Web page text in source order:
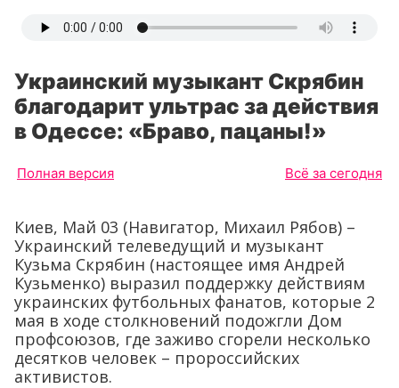
Украинский музыкант Скрябин
благодарит ультрас за действия
в Одессе: «Браво, пацаны!»
Полная версия Всё за сегодня
Киев, Май 03 (Навигатор, Михаил Рябов) –
Украинский телеведущий и музыкант
Кузьма Скрябин (настоящее имя Андрей
Кузьменко) выразил поддержку действиям
украинских футбольных фанатов, которые 2
мая в ходе столкновений подожгли Дом
профсоюзов, где заживо сгорели несколько
десятков человек – пророссийских
активистов.